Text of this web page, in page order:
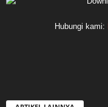
Hubungi kami: